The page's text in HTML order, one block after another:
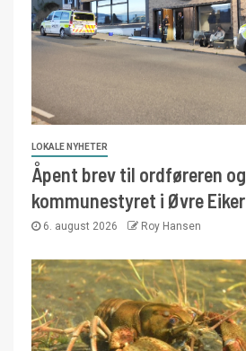
LOKALE NYHETER
Åpent brev til ordføreren og
kommunestyret i Øvre Eiker
6. august 2026 Roy Hansen